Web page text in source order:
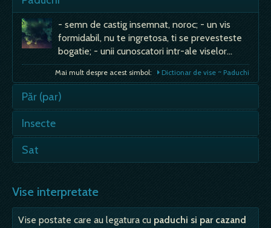
- semn de castig insemnat, noroc; - un vis
formidabil, nu te ingretosa, ti se prevesteste
bogatie; - unii cunoscatori intr-ale viselor…
Mai mult despre acest simbol: Dictionar de vise ~ Paduchi
Păr (par)
alb - prevestire a unor placeri, a unor
Insecte
tine, e vorba despre o dezamagire in legatura
Mai mult despre acest simbol:
Sat
e timp de sedere, de reflectie, trebuie sa fii
activ din zori,…
Mai mult despre acest simbol: Dictionar de vise ~ Sat
Vise interpretate
Vise postate care au legatura cu paduchi si par cazand